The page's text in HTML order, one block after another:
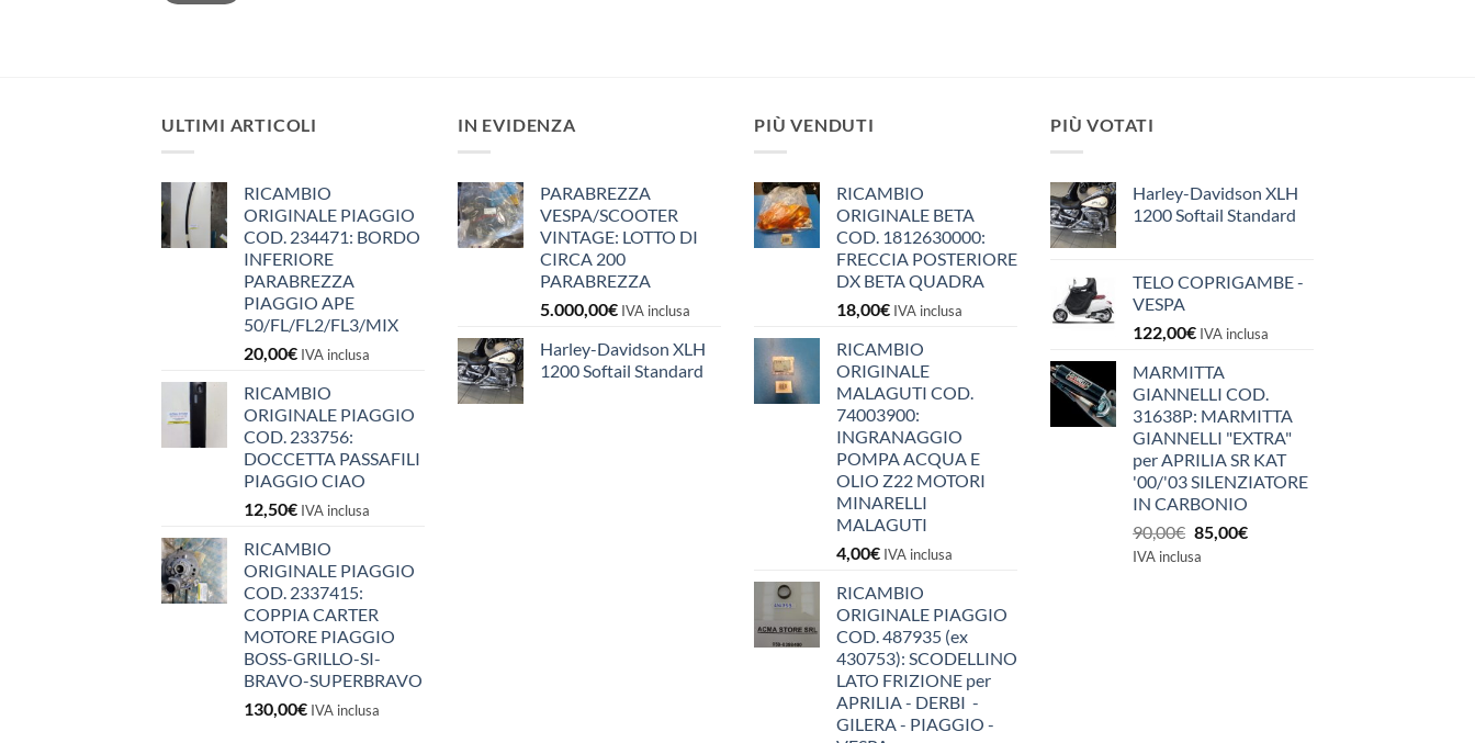
ULTIMI ARTICOLI
RICAMBIO
ORIGINALE PIAGGIO
COD. 234471: BORDO
INFERIORE
PARABREZZA
PIAGGIO APE
50/FL/FL2/FL3/MIX
20,00€ IVA inclusa
RICAMBIO
ORIGINALE PIAGGIO
COD. 233756:
DOCCETTA PASSAFILI
PIAGGIO CIAO
12,50€ IVA inclusa
RICAMBIO
ORIGINALE PIAGGIO
COD. 2337415:
COPPIA CARTER
MOTORE PIAGGIO
BOSS-GRILLO-SI-
BRAVO-SUPERBRAVO
130,00€ IVA inclusa
IN EVIDENZA
PARABREZZA
VESPA/SCOOTER
VINTAGE: LOTTO DI
CIRCA 200
PARABREZZA
5.000,00€ IVA inclusa
Harley-Davidson XLH
1200 Softail Standard
PIÙ VENDUTI
RICAMBIO
ORIGINALE BETA
COD. 1812630000:
FRECCIA POSTERIORE
DX BETA QUADRA
18,00€ IVA inclusa
RICAMBIO
ORIGINALE
MALAGUTI COD.
74003900:
INGRANAGGIO
POMPA ACQUA E
OLIO Z22 MOTORI
MINARELLI
MALAGUTI
4,00€ IVA inclusa
RICAMBIO
ORIGINALE PIAGGIO
COD. 487935 (ex
430753): SCODELLINO
LATO FRIZIONE per
APRILIA - DERBI -
GILERA - PIAGGIO -
PIÙ VOTATI
Harley-Davidson XLH
1200 Softail Standard
TELO COPRIGAMBE -
VESPA
122,00€ IVA inclusa
MARMITTA
GIANNELLI COD.
31638P: MARMITTA
GIANNELLI "EXTRA"
per APRILIA SR KAT
'00/'03 SILENZIATORE
IN CARBONIO
90,00€ Il
prezzo
85,00€Il
IVA inclusa